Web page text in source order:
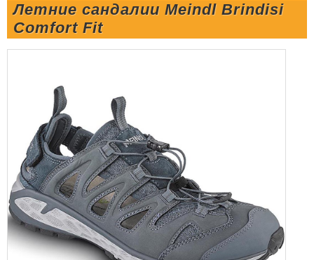
Летние сандалии Meindl Brindisi
Comfort Fit